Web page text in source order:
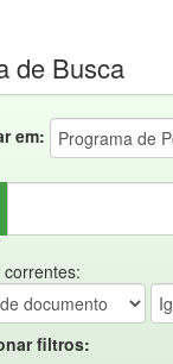
de Busca
em:
correntes:
filtros: